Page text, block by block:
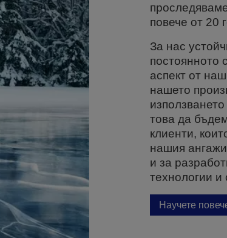
повече от 20
За нас
постоянното
аспект от
нашето
това да
клиенти,
нашия
и за
технологии и
Научете